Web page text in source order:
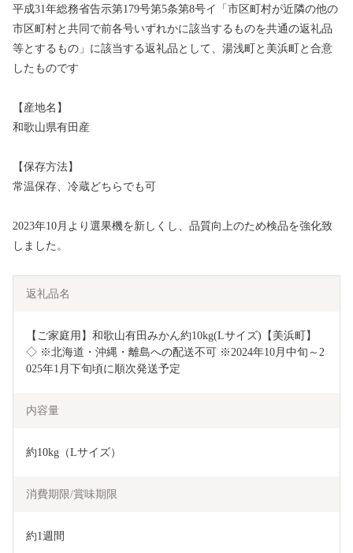
平成31年総務省告示第179号第5条第8号イ「市区町村が近隣の他の
市区町村と共同で前各号いずれかに該当するものを共通の返礼品
等とするもの」に該当する返礼品として、湯浅町と美浜町と合意
したものです
【産地名】
和歌山県有田産
【保存方法】
常温保存、冷蔵どちらでも可
2023年10月より選果機を新しくし、品質向上のため検品を強化致
しました。
返礼品名
【ご家庭用】和歌山有田みかん約10kg(Lサイズ)【美浜町】
◇ ※北海道・沖縄・離島への配送不可 ※2024年10月中旬～2
025年1月下旬頃に順次発送予定
内容量
約10kg（Lサイズ）
消費期限/賞味期限
約1週間